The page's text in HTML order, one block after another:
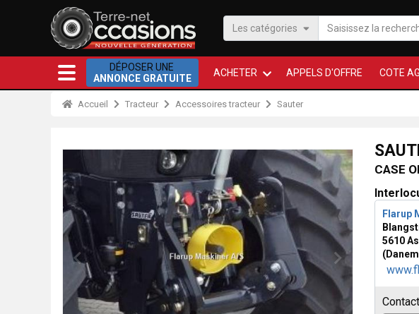
Les catégories
DÉPOSER UNE
ANNONCE GRATUITE
ACHETER APPELS D'OFFRE COTE
Accueil Tracteur Accessoires tracteur Sauter
CASE
Flarup
5610